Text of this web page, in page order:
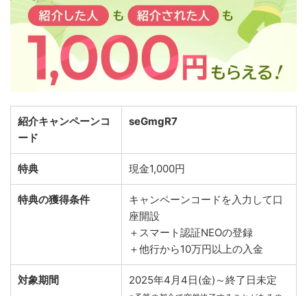
紹介キャンペーンコ
ード
seGmgR7
特典 現金1,000円
特典の獲得条件
キャンペーンコードを入力して口
座開設
＋スマート認証NEOの登録
＋他行から10万円以上の入金
対象期間 2025年4月4日(金)～終了日未定